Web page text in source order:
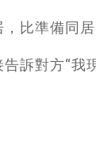
比準備同居
訴對方“我